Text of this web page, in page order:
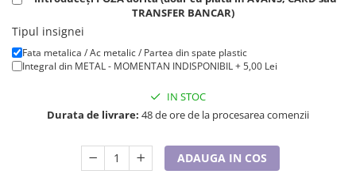
Cadouri pentru Bunici
Cadouri pentru Nasi si Fini
Cadouri Back to school
TRANSFER BANCAR)
Tipul insignei
Fata metalica / Ac metalic / Partea din spate plastic
Integral din METAL - MOMENTAN INDISPONIBIL + 5,00 Lei
IN STOC
Durata de livrare: 48 de ore de la procesarea comenzii
ADAUGA IN COS